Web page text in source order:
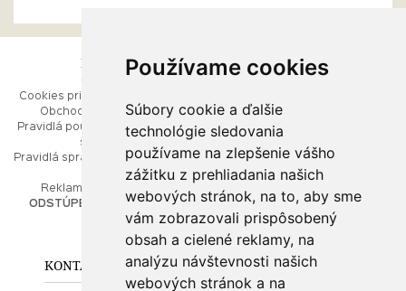
Používame cookies
Súbory cookie a ďalšie
technológie sledovania
používame na zlepšenie vášho
zážitku z prehliadania našich
webových stránok, na to, aby sme
vám zobrazovali prispôsobený
obsah a cielené reklamy, na
analýzu návštevnosti našich
webových stránok a na
ESHOP
Cookies pri prezeraní stránok
Obchodné podmienky
Pravidlá používania webových
stránok
Pravidlá spracúvania osobných
Reklamačný poriadok
ODSTÚPENIE OD ZMLUVY
RÝCHLE MENU
Ako balíme Vaše šperky
Kontaktujte nás
PORADŇA
Ako nakupovať
O drahých kovoch
Doprava a poštovné
KONTAKT NA NÁS